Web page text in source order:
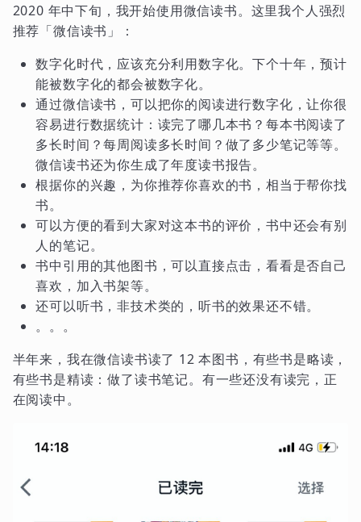
2020 年中下旬，我开始使用微信读书。这里我个人强烈
推荐「微信读书」：
数字化时代，应该充分利用数字化。下个十年，预计
能被数字化的都会被数字化。
通过微信读书，可以把你的阅读进行数字化，让你很
容易进行数据统计：读完了哪几本书？每本书阅读了
多长时间？每周阅读多长时间？做了多少笔记等等。
微信读书还为你生成了年度读书报告。
根据你的兴趣，为你推荐你喜欢的书，相当于帮你找
书。
可以方便的看到大家对这本书的评价，书中还会有别
人的笔记。
书中引用的其他图书，可以直接点击，看看是否自己
喜欢，加入书架等。
还可以听书，非技术类的，听书的效果还不错。
。。。
半年来，我在微信读书读了 12 本图书，有些书是略读，
有些书是精读：做了读书笔记。有一些还没有读完，正
在阅读中。